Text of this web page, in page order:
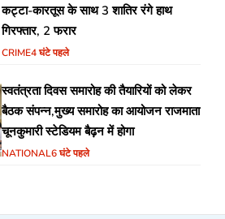
कट्टा-कारतूस के साथ 3 शातिर रंगे हाथ
गिरफ्तार, 2 फरार
CRIME4 घंटे पहले
स्वतंत्रता दिवस समारोह की तैयारियों को लेकर
बैठक संपन्न,मुख्य समारोह का आयोजन राजमाता
चूनकुमारी स्टेडियम बैढ़न में होगा
NATIONAL6 घंटे पहले